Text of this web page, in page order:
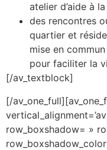
atelier d’aide à
des rencontres
quartier et
mise en
pour faciliter la
[/av_textblock]
[/
row_boxshadow= »